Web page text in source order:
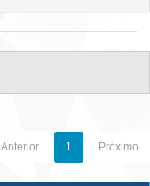
Anterior 1 Próximo